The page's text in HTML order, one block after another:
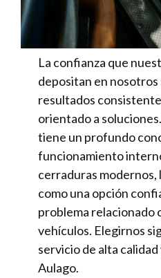
La confianza que
depositan en nosotros
resultados
orientado a
tiene un profundo
funcionamiento
cerraduras modernos,
como una opción
problema relacionado
vehículos. Elegirnos
servicio de alta
Aulago.